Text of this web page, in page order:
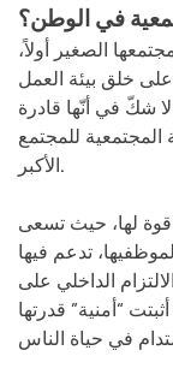
في الوطن؟
الصغير أولاً،
خلق بيئة العمل
شكّ في أنّها قادرة
للمجتمع
الأكبر.
لها، حيث تسعى
تدعم فيها
الداخلي على
“أمنية” قدرتها
في حياة الناس